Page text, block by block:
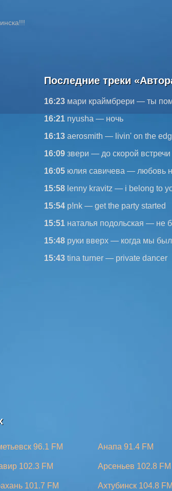
Последние треки
16:23 мари краймбрери — ты
16:21 nyusha — ночь
16:13 aerosmith — livin' on the
16:09 звери — до скорой встречи
16:05 юлия савичева — любовь
15:58 lenny kravitz — i belong to
15:54 p!nk — get the party started
15:51 наталья подольская — не
15:48 руки вверх — когда мы
15:43 tina turner — private dancer
96.1 FM Анапа 91.4 FM
102.3 FM Арсеньев 102.8 FM
101.7 FM Ахтубинск 104.8 FM